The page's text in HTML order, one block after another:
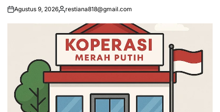
Agustus 9, 2026Posted
restiana818@gmail.com